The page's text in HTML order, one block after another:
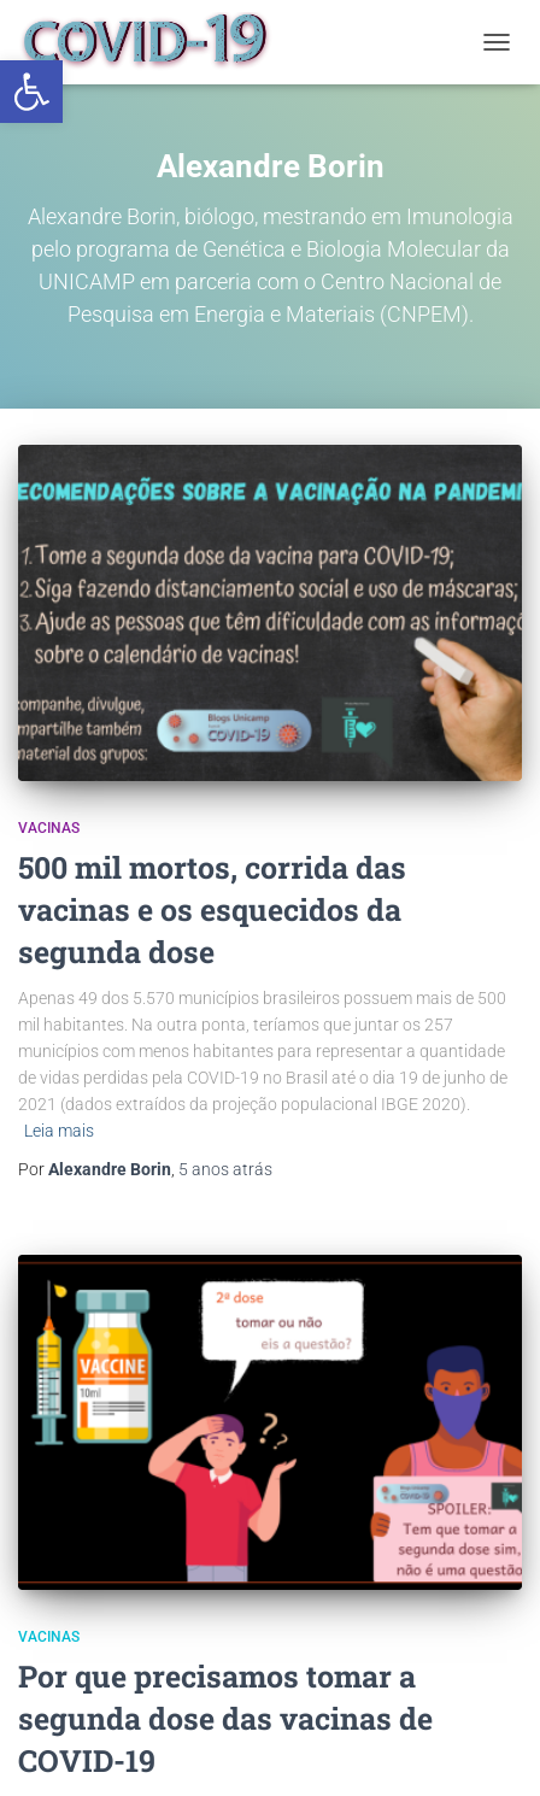
Abrir a barra de ferramentas
Alexandre Borin
Alexandre Borin, biólogo, mestrando em Imunologia
pelo programa de Genética e Biologia Molecular da
UNICAMP em parceria com o Centro Nacional de
Pesquisa em Energia e Materiais (CNPEM).
VACINAS
500 mil mortos, corrida das
vacinas e os esquecidos da
segunda dose
Apenas 49 dos 5.570 municípios brasileiros possuem mais de 500
mil habitantes. Na outra ponta, teríamos que juntar os 257
municípios com menos habitantes para representar a quantidade
de vidas perdidas pela COVID-19 no Brasil até o dia 19 de junho de
2021 (dados extraídos da projeção populacional IBGE 2020).
Leia mais
PorAlexandre Borin 5 anosatrás
VACINAS
Por que precisamos tomar a
segunda dose das vacinas de
COVID-19